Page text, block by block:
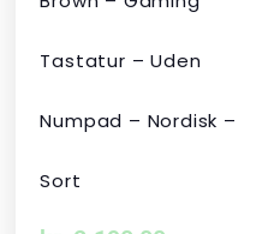
Tastatur – Uden
Numpad – Nordisk –
Sort